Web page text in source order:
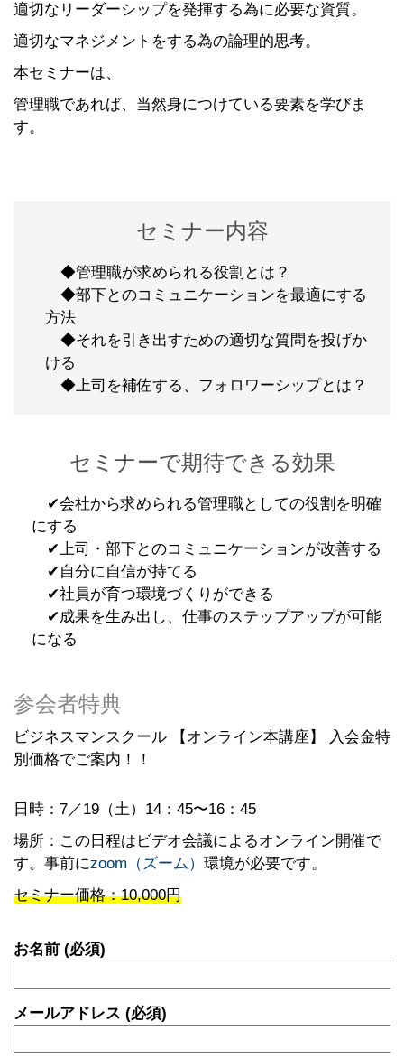
適切なリーダーシップを発揮する為に必要な資質。
適切なマネジメントをする為の論理的思考。
本セミナーは、
管理職であれば、当然身につけている要素を学びま
す。
セミナー内容
◆管理職が求められる役割とは？
◆部下とのコミュニケーションを最適にする
方法
◆それを引き出すための適切な質問を投げか
ける
◆上司を補佐する、フォロワーシップとは？
セミナーで期待できる効果
✔︎会社から求められる管理職としての役割を明確
にする
✔︎上司・部下とのコミュニケーションが改善する
✔︎自分に自信が持てる
✔︎社員が育つ環境づくりができる
✔︎成果を生み出し、仕事のステップアップが可能
になる
参会者特典
ビジネスマンスクール 【オンライン本講座】 入会金特
別価格でご案内！！
日時：7／19 （土）14：45〜16：45
場所：この日程はビデオ会議によるオンライン開催で
す。事前にzoom（ズーム） 環境が必要です。
セミナー価格：10,000円
お名前 (必須)
メールアドレス (必須)